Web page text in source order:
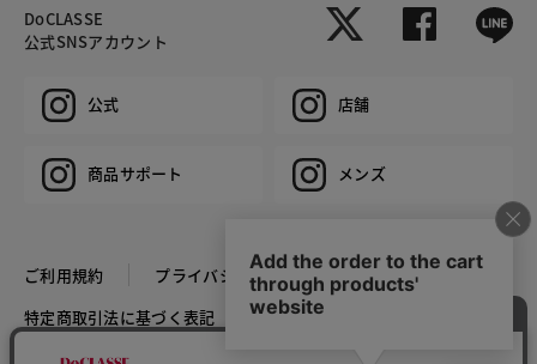
DoCLASSE
公式SNSアカウント
公式 店舗
商品サポート メンズ
ご利用規約
プライバシーポリシー
特定商取引法に基づく表記
推奨環境
COPYRIGHT © DoCLASSE ALL RIGHTS RESERVED.